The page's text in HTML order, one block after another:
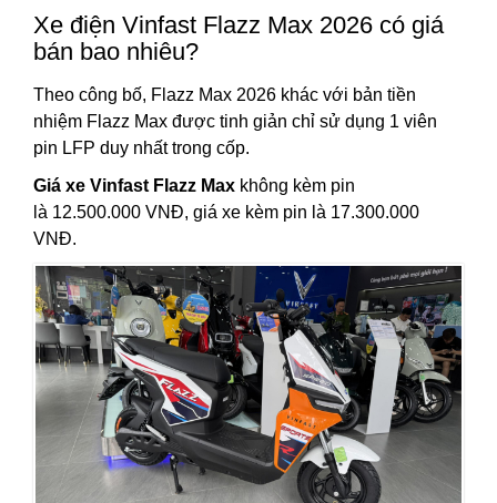
Xe điện Vinfast Flazz Max 2026 có giá
bán bao nhiêu?
Theo công bố, Flazz Max 2026 khác với bản tiền
nhiệm Flazz Max được tinh giản chỉ sử dụng 1 viên
pin LFP duy nhất trong cốp.
Giá xe Vinfast Flazz Max không kèm pin
là 12.500.000 VNĐ, giá xe kèm pin là 17.300.000
VNĐ.